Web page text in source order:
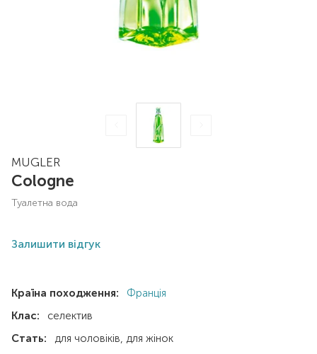
MUGLER
Cologne
туалетна вода
Залишити відгук
Країна походження:
Франція
Клас:
селектив
Стать:
для чоловіків для жінок